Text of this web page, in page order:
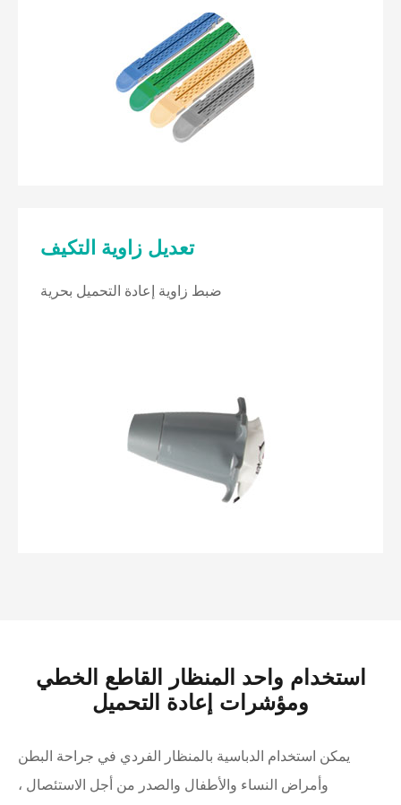
تعديل زاوية التكيف
ضبط زاوية إعادة التحميل بحرية
استخدام واحد المنظار القاطع الخطي
ومؤشرات إعادة التحميل
يمكن استخدام الدباسية بالمنظار الفردي في جراحة البطن
وأمراض النساء والأطفال والصدر من أجل الاستئصال ،